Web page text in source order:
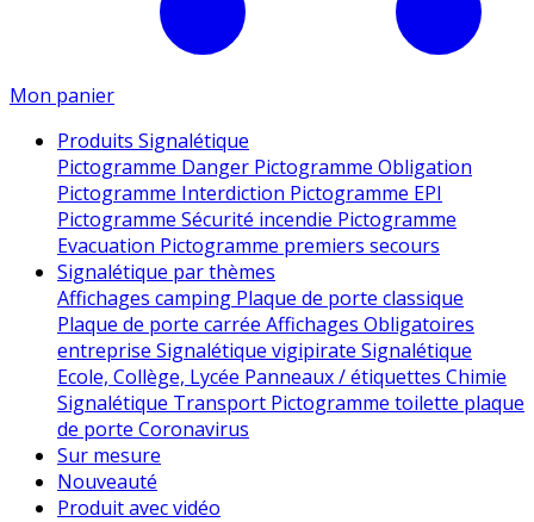
Mon panier
Produits Signalétique
Pictogramme Danger Pictogramme Obligation
Pictogramme Interdiction Pictogramme EPI
Pictogramme Sécurité incendie Pictogramme
Evacuation Pictogramme premiers secours
Signalétique par thèmes
Affichages camping Plaque de porte classique
Plaque de porte carrée Affichages Obligatoires
entreprise Signalétique vigipirate Signalétique
Ecole, Collège, Lycée Panneaux / étiquettes Chimie
Signalétique Transport Pictogramme toilette plaque
de porte Coronavirus
Sur mesure
Nouveauté
Produit avec vidéo